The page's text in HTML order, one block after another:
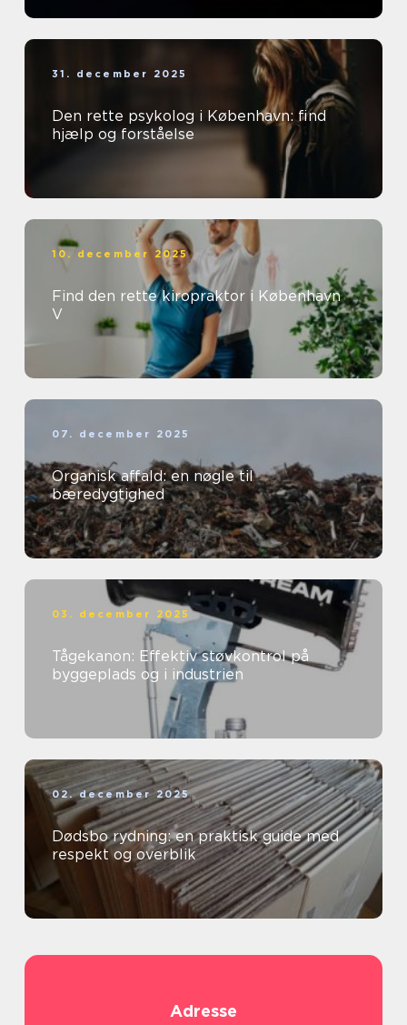
31. december 2025
Den rette psykolog i København: find
hjælp og forståelse
10. december 2025
Find den rette kiropraktor i København
V
07. december 2025
Organisk affald: en nøgle til
bæredygtighed
03. december 2025
Tågekanon: Effektiv støvkontrol på
byggeplads og i industrien
02. december 2025
Dødsbo rydning: en praktisk guide med
respekt og overblik
Adresse